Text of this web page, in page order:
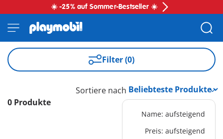
☀️ -25% auf Sommer-Bestseller ☀️
Filter (0)
0 Produkte
Sortiere nach
Name: aufsteigend
Preis: aufsteigend